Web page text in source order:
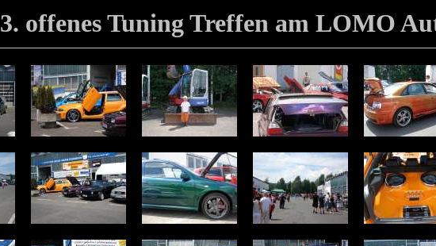
3. offenes Tuning Treffen am LOMO